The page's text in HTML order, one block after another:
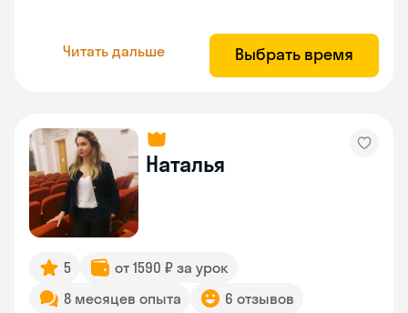
Читать дальше Выбрать время
Наталья
5
от 1590 ₽ за урок
8 месяцев опыта
6 отзывов